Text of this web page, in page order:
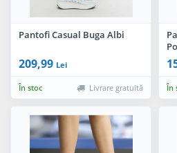
Pantofi Casual Buga Albi
209,99 Lei
În stoc Livrare gratuită În